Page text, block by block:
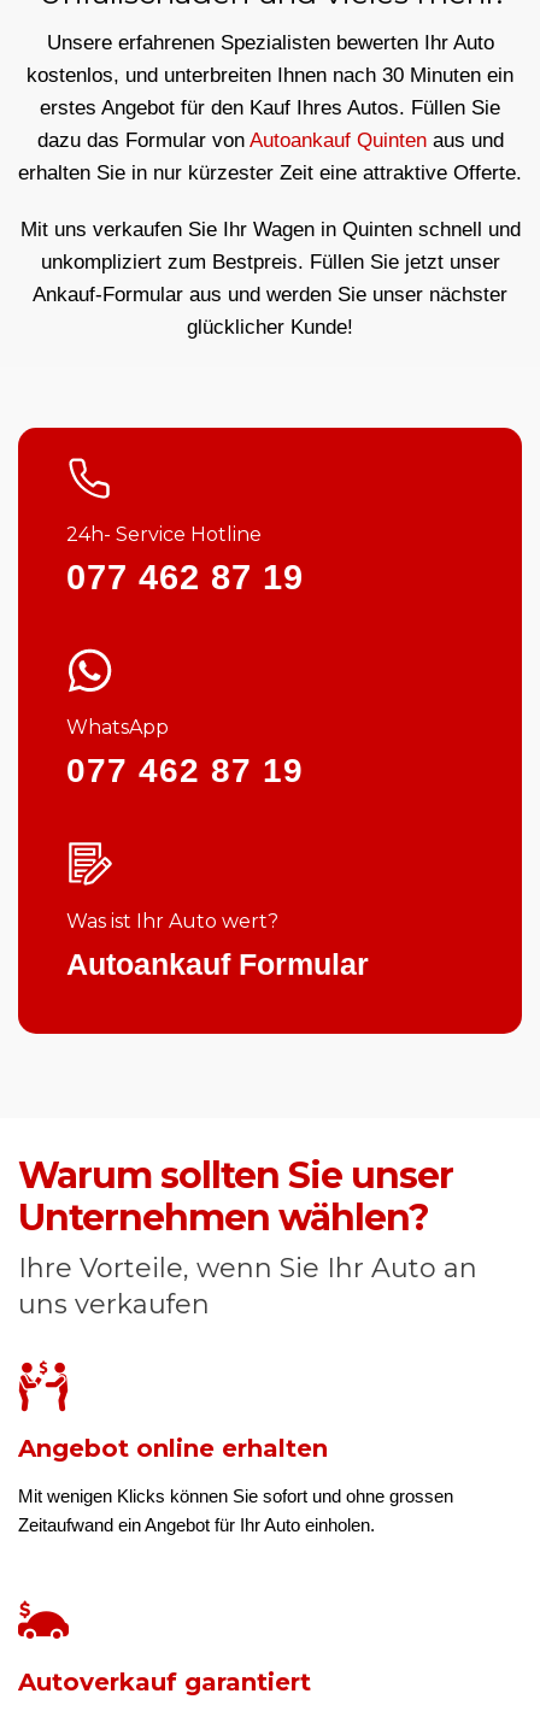
Unsere erfahrenen Spezialisten bewerten Ihr Auto
kostenlos, und unterbreiten Ihnen nach 30 Minuten ein
erstes Angebot für den Kauf Ihres Autos. Füllen Sie
dazu das Formular von Autoankauf Quintenaus und
erhalten Sie in nur kürzester Zeit eine attraktive Offerte.
Mit uns verkaufen Sie Ihr Wagen in Quinten schnell und
unkompliziert zum Bestpreis. Füllen Sie jetzt unser
Ankauf-Formular aus und werden Sie unser nächster
glücklicher Kunde!
24h- Service Hotline
077 462 87 19
WhatsApp
077 462 87 19
Was ist Ihr Auto wert?
Autoankauf Formular
Warum sollten Sie unser
Unternehmen wählen?
Ihre Vorteile, wenn Sie Ihr Auto an
uns verkaufen
Angebot online erhalten
Mit wenigen Klicks können Sie sofort und ohne grossen
Zeitaufwand ein Angebot für Ihr Auto einholen.
Autoverkauf garantiert